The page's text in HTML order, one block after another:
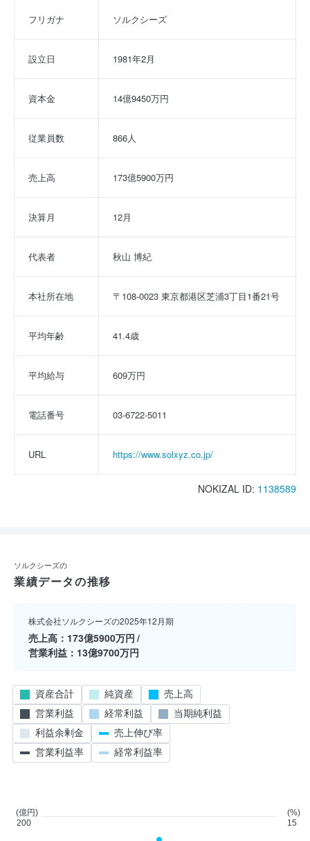
フリガナ ソルクシーズ
設立日 1981年2月
資本金 14億9450万円
従業員数 866人
売上高 173億5900万円
決算月 12月
代表者 秋山 博紀
本社所在地 〒108-0023 東京都港区芝浦3丁目1番21号
平均年齢 41.4歳
平均給与 609万円
電話番号 03-6722-5011
URL https://www.solxyz.co.jp/
NOKIZAL ID: 1138589
ソルクシーズの
業績データの推移
株式会社ソルクシーズの2025年12月期
売上高
173億5900万円
営業利益
13億9700万円
(億円)
200
(%)
15
資産合計 純資産
売上高
営業利益
経常利益
当期純利益
利益余剰金
売上伸び率
営業利益率
経常利益率